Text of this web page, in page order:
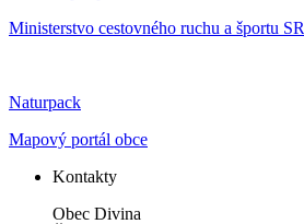
Ministerstvo cestovného ruchu a športu SR
Naturpack
Mapový portál obce
Kontakty
Obec Divina